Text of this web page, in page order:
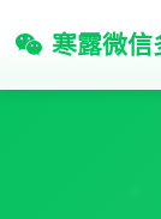
寒露微信